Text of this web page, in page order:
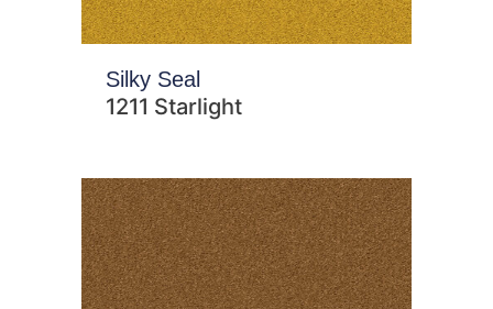
Silky Seal
1211 Starlight